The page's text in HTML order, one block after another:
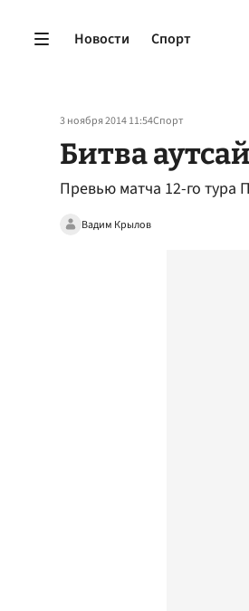
Новости Спорт
3 ноября 2014 11:54Спорт
Битва
Превью матча 12-го тура
Вадим Крылов